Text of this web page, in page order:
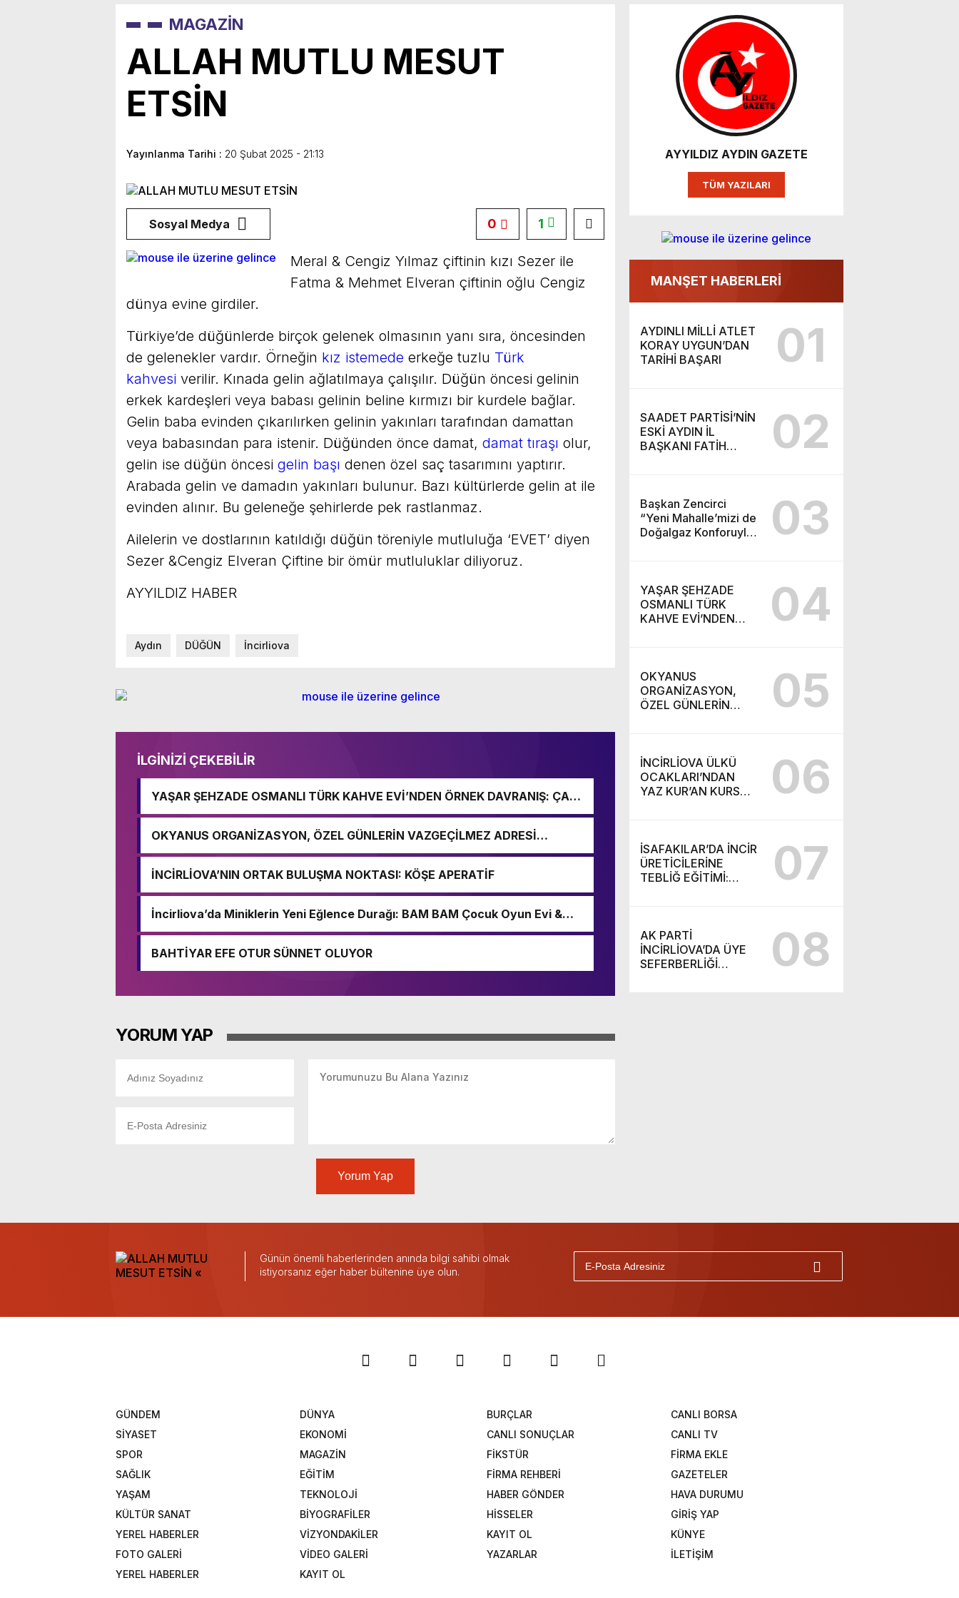
MAGAZİN
ALLAH MUTLU MESUT
ETSİN
Yayınlanma Tarihi : 20 Şubat 2025 - 21:13
Sosyal Medya 1
0
Meral & Cengiz Yılmaz çiftinin kızı Sezer ile
Fatma & Mehmet Elveran çiftinin oğlu Cengiz
dünya evine girdiler.
Türkiye’de düğünlerde birçok gelenek olmasının yanı sıra, öncesinden
de gelenekler vardır. Örneğin kız istemede erkeğe tuzlu Türk
kahvesi verilir. Kınada gelin ağlatılmaya çalışılır. Düğün öncesi gelinin
erkek kardeşleri veya babası gelinin beline kırmızı bir kurdele bağlar.
Gelin baba evinden çıkarılırken gelinin yakınları tarafından damattan
veya babasından para istenir. Düğünden önce damat, damat tıraşı olur,
gelin ise düğün öncesi gelin başı denen özel saç tasarımını yaptırır.
Arabada gelin ve damadın yakınları bulunur. Bazı kültürlerde gelin at ile
evinden alınır. Bu geleneğe şehirlerde pek rastlanmaz.
Ailelerin ve dostlarının katıldığı düğün töreniyle mutluluğa ‘EVET’ diyen
Sezer &Cengiz Elveran Çiftine bir ömür mutluluklar diliyoruz.
AYYILDIZ HABER
Aydın DÜĞÜN İncirliova
İLGİNİZİ ÇEKEBİLİR
YAŞAR ŞEHZADE OSMANLI TÜRK KAHVE EVİ’NDEN ÖRNEK DAVRANIŞ: ÇAY 1
YIL BOYUNCA 10 TL!
OKYANUS ORGANİZASYON, ÖZEL GÜNLERİN VAZGEÇİLMEZ ADRESİ
OLUYOR
İNCİRLİOVA’NIN ORTAK BULUŞMA NOKTASI: KÖŞE APERATİF
İncirliova’da Miniklerin Yeni Eğlence Durağı: BAM BAM Çocuk Oyun Evi &
Cafe
BAHTİYAR EFE OTUR SÜNNET OLUYOR
YORUM YAP
Yorum Yap
AYYILDIZ AYDIN GAZETE
TÜM YAZILARI
MANŞET HABERLERİ
AYDINLI MİLLİ ATLET
KORAY UYGUN’DAN
TARİHİ BAŞARI
01
SAADET PARTİSİ’NİN
ESKİ AYDIN İL
BAŞKANI FATİH
02
Başkan Zencirci
“Yeni Mahalle’mizi de
Doğalgaz Konforuyla
03
YAŞAR ŞEHZADE
OSMANLI TÜRK
KAHVE EVİ’NDEN
04
OKYANUS
ORGANİZASYON,
ÖZEL GÜNLERİN
05
İNCİRLİOVA ÜLKÜ
OCAKLARI’NDAN
YAZ KUR’AN KURSU
06
İSAFAKILAR’DA İNCİR
ÜRETİCİLERİNE
TEBLİĞ EĞİTİMİ:
UYARILAR
07
AK PARTİ
İNCİRLİOVA’DA ÜYE
SEFERBERLİĞİ
08
Günün önemli haberlerinden anında bilgi sahibi olmak
istiyorsanız eğer haber bültenine üye olun.
GÜNDEM
DÜNYA
SİYASET
EKONOMİ
SPOR
MAGAZİN
SAĞLIK
EĞİTİM
YAŞAM
TEKNOLOJİ
KÜLTÜR SANAT
BİYOGRAFİLER
YEREL HABERLER
VİZYONDAKİLER
FOTO GALERİ
VİDEO GALERİ
YEREL HABERLER
KAYIT OL
BURÇLAR
CANLI BORSA
CANLI SONUÇLAR
CANLI TV
FİKSTÜR
FİRMA EKLE
FİRMA REHBERİ
GAZETELER
HABER GÖNDER
HAVA DURUMU
HİSSELER
GİRİŞ YAP
KAYIT OL
KÜNYE
YAZARLAR
İLETİŞİM